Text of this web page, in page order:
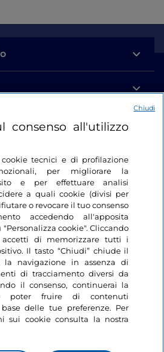
consenso all'utilizzo
tecnici e di profilazione
per migliorare la
e per effettuare analisi
a quali cookie (divisi per
o revocare il tuo consenso
accedendo all'apposita
cookie". Cliccando
accetti di memorizzare tutti i
Il tasto “Chiudi” chiude il
la navigazione in assenza di
di tracciamento diversi da
il consenso, continuerai la
poter fruire di contenuti
delle tue preferenze. Per
sui cookie consulta la nostra
Chiudi